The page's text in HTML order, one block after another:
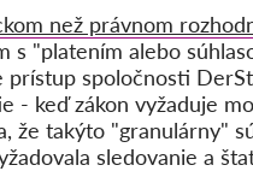
než právnom
s "platením alebo
prístup spoločnosti
- keď zákon vyžaduje
že takýto "granulárny"
sledovanie a